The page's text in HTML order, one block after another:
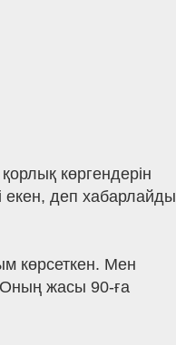
көргендерін
деп хабарлайды
көрсеткен. Мен
Оның жасы 90-ға